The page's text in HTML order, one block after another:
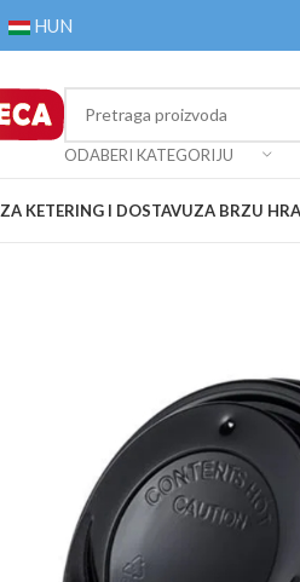
HUN
ODABERI KATEGORIJU
ZA KETERING I DOSTAVUZA BRZU